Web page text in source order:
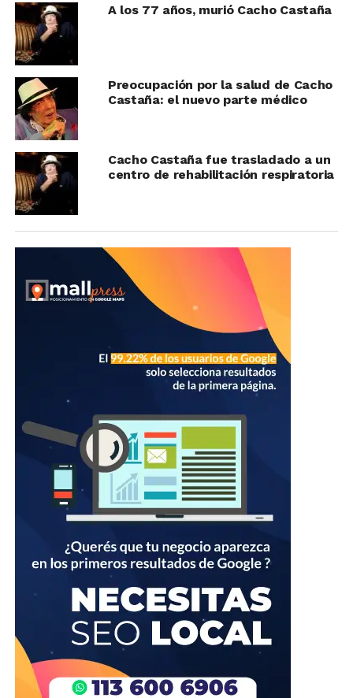
A los 77 años, murió Cacho Castaña
Preocupación por la salud de Cacho
Castaña: el nuevo parte médico
Cacho Castaña fue trasladado a un
centro de rehabilitación respiratoria